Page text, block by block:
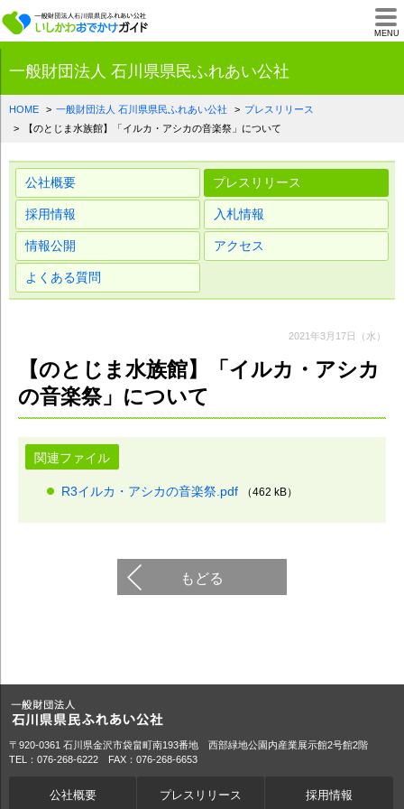
MENU
一般財団法人石川
一般財団法人 石川県県民ふれあい公社
HOME 一般財団法人 石川県県民ふれあい公社
プレスリリース
【のとじま水族館】「イルカ・アシカの音楽祭」について
公社概要 プレスリリース
採用情報 入札情報
情報公開 アクセス
よくある質問
2021年3月17日（水）
【のとじま水族館】「イルカ・アシカ
の音楽祭」について
関連ファイル
R3イルカ・アシカの音楽祭.pdf （462 kB）
もどる
〒920-0361 石川県金沢市袋畠町南193番地 西部緑地公園内産業展示館2号館2階
TEL：076-268-6222 FAX：076-268-6653
公社概要 プレスリリース 採用情報